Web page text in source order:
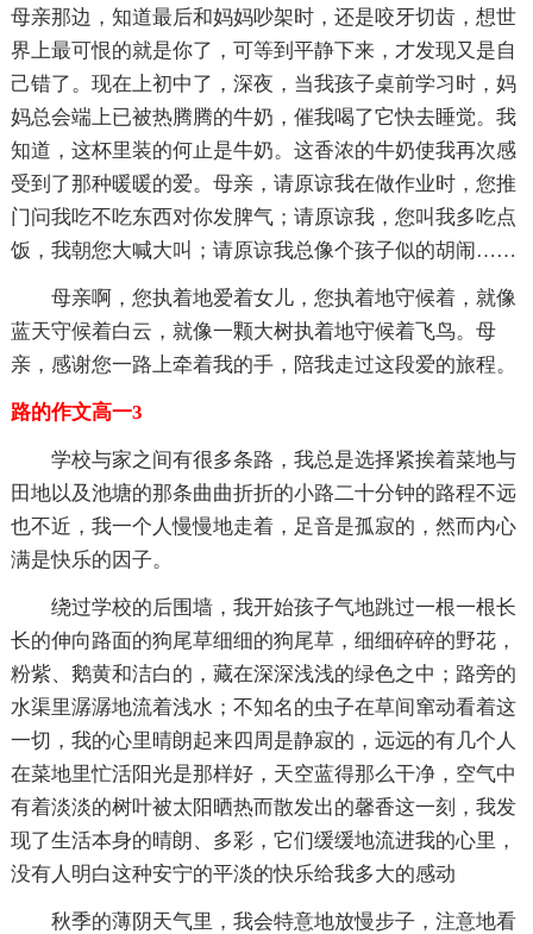
母亲那边，知道最后和妈妈吵架时，还是咬牙切齿，想世
界上最可恨的就是你了，可等到平静下来，才发现又是自
己错了。现在上初中了，深夜，当我孩子桌前学习时，妈
妈总会端上已被热腾腾的牛奶，催我喝了它快去睡觉。我
知道，这杯里装的何止是牛奶。这香浓的牛奶使我再次感
受到了那种暖暖的爱。母亲，请原谅我在做作业时，您推
门问我吃不吃东西对你发脾气；请原谅我，您叫我多吃点
饭，我朝您大喊大叫；请原谅我总像个孩子似的胡闹……
母亲啊，您执着地爱着女儿，您执着地守候着，就像
蓝天守候着白云，就像一颗大树执着地守候着飞鸟。母
亲，感谢您一路上牵着我的手，陪我走过这段爱的旅程。
路的作文高一3
学校与家之间有很多条路，我总是选择紧挨着菜地与
田地以及池塘的那条曲曲折折的小路二十分钟的路程不远
也不近，我一个人慢慢地走着，足音是孤寂的，然而内心
满是快乐的因子。
绕过学校的后围墙，我开始孩子气地跳过一根一根长
长的伸向路面的狗尾草细细的狗尾草，细细碎碎的野花，
粉紫、鹅黄和洁白的，藏在深深浅浅的绿色之中；路旁的
水渠里潺潺地流着浅水；不知名的虫子在草间窜动看着这
一切，我的心里晴朗起来四周是静寂的，远远的有几个人
在菜地里忙活阳光是那样好，天空蓝得那么干净，空气中
有着淡淡的树叶被太阳晒热而散发出的馨香这一刻，我发
现了生活本身的晴朗、多彩，它们缓缓地流进我的心里，
没有人明白这种安宁的平淡的快乐给我多大的感动
秋季的薄阴天气里，我会特意地放慢步子，注意地看